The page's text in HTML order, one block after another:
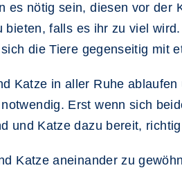
es nötig sein, diesen vor der
falls es ihr zu viel
die Tiere gegenseitig mit
Katze in aller Ruhe
Erst wenn sich
und Katze dazu bereit,
Katze aneinander zu